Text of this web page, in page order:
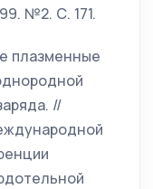
№2. С. 171.
плазменные
//